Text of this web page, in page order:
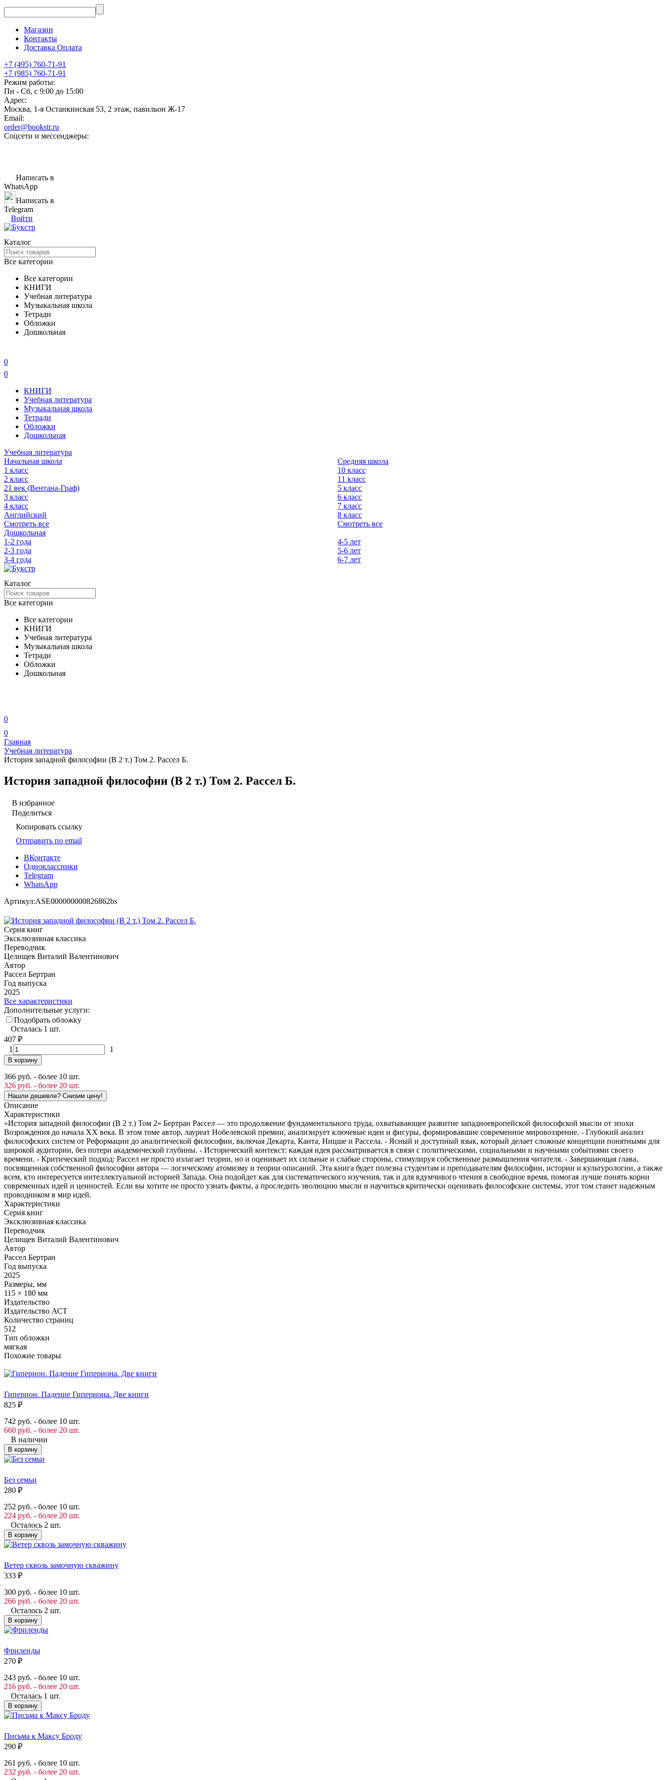
Магазин
Контакты
Доставка Оплата
+7 (495) 760-71-91
+7 (985) 760-71-91
Режим работы:
Пн - Сб, с 9:00 до 15:00
Адрес:
Москва, 1-я Останкинская 53, 2 этаж, павильон Ж-17
Email:
order@bookstr.ru
Соцсети и мессенджеры:
Написать в
WhatsApp
Написать в
Telegram
Войти
Каталог
Все категории
Все категории
КНИГИ
Учебная литература
Музыкальная школа
Тетради
Обложки
Дошкольная
0
0
КНИГИ
Учебная литература
Музыкальная школа
Тетради
Обложки
Дошкольная
Учебная литература
Начальная школа
1 класс
2 класс
21 век (Вентана-Граф)
3 класс
4 класс
Английский
Смотреть все
Средняя школа
10 класс
11 класс
5 класс
6 класс
7 класс
8 класс
Смотреть все
Дошкольная
1-2 года
2-3 года
3-4 года
4-5 лет
5-6 лет
6-7 лет
Каталог
Все категории
Все категории
КНИГИ
Учебная литература
Музыкальная школа
Тетради
Обложки
Дошкольная
0
0
Главная
Учебная литература
История западной философии (В 2 т.) Том 2. Рассел Б.
История западной философии (В 2 т.) Том 2. Рассел Б.
В избранное
Поделиться
Копировать ссылку
Отправить по email
ВКонтакте
Одноклассники
Telegram
WhatsApp
Артикул:ASE000000000826862bs
Серия книг
Эксклюзивная классика
Переводчик
Целищев Виталий Валентинович
Автор
Рассел Бертран
Год выпуска
2025
Все характеристики
Дополнительные услуги:
Подобрать обложку
Осталась 1 шт.
407 ₽
1
1
В корзину
366 руб. - более 10 шт.
326 руб. - более 20 шт.
Описание
Характеристики
«История западной философии (В 2 т.) Том 2» Бертран Рассел — это продолжение фундаментального труда, охватывающее развитие западноевропейской философской мысли от эпохи
Возрождения до начала XX века. В этом томе автор, лауреат Нобелевской премии, анализирует ключевые идеи и фигуры, формировавшие современное мировоззрение. - Глубокий анализ
философских систем от Реформации до аналитической философии, включая Декарта, Канта, Ницше и Рассела. - Ясный и доступный язык, который делает сложные концепции понятными для
широкой аудитории, без потери академической глубины. - Исторический контекст: каждая идея рассматривается в связи с политическими, социальными и научными событиями своего
времени. - Критический подход: Рассел не просто излагает теории, но и оценивает их сильные и слабые стороны, стимулируя собственные размышления читателя. - Завершающая глава,
посвященная собственной философии автора — логическому атомизму и теории описаний. Эта книга будет полезна студентам и преподавателям философии, истории и культурологии, а также
всем, кто интересуется интеллектуальной историей Запада. Она подойдет как для систематического изучения, так и для вдумчивого чтения в свободное время, помогая лучше понять корни
современных идей и ценностей. Если вы хотите не просто узнать факты, а проследить эволюцию мысли и научиться критически оценивать философские системы, этот том станет надежным
проводником в мир идей.
Характеристики
Серия книг
Эксклюзивная классика
Переводчик
Целищев Виталий Валентинович
Автор
Рассел Бертран
Год выпуска
2025
Размеры, мм
115 × 180 мм
Издательство
Издательство АСТ
Количество страниц
512
Тип обложки
мягкая
Похожие товары
Гиперион. Падение Гипериона. Две книги
825 ₽
742 руб. - более 10 шт.
660 руб. - более 20 шт.
В наличии
В корзину
Без семьи
280 ₽
252 руб. - более 10 шт.
224 руб. - более 20 шт.
Осталось 2 шт.
В корзину
Ветер сквозь замочную скважину
333 ₽
300 руб. - более 10 шт.
266 руб. - более 20 шт.
Осталось 2 шт.
В корзину
Фриленды
270 ₽
243 руб. - более 10 шт.
216 руб. - более 20 шт.
Осталась 1 шт.
В корзину
Письма к Максу Броду
290 ₽
261 руб. - более 10 шт.
232 руб. - более 20 шт.